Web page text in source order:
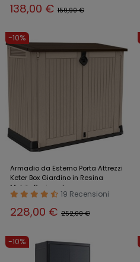
138,00 € 159,90 €
-10%
Armadio da Esterno Porta Attrezzi
Keter Box Giardino in Resina
Mobile Pavimento
19 Recensioni
228,00 € 252,00 €
-10%